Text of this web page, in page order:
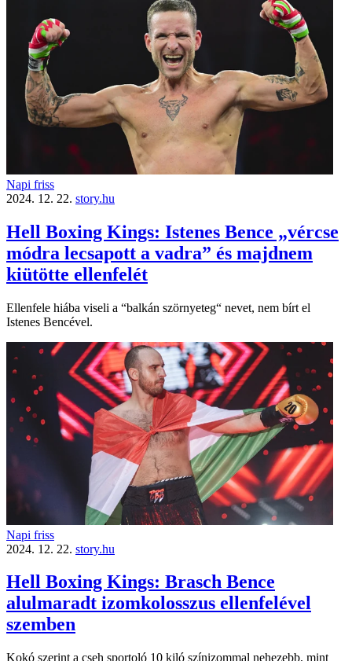
Napi friss
2024. 12. 22. story.hu
Hell Boxing Kings: Istenes Bence „vércse
módra lecsapott a vadra” és majdnem
kiütötte ellenfelét
Ellenfele hiába viseli a “balkán szörnyeteg“ nevet, nem bírt el
Istenes Bencével.
Napi friss
2024. 12. 22. story.hu
Hell Boxing Kings: Brasch Bence
alulmaradt izomkolosszus ellenfelével
szemben
Kokó szerint a cseh sportoló 10 kiló színizommal nehezebb, mint